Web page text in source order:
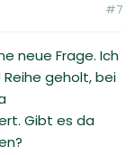
#7
neue Frage. Ich
geholt, bei
Gibt es da